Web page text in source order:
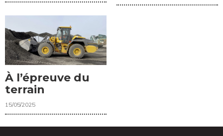
À l’épreuve du
terrain
15/05/2025